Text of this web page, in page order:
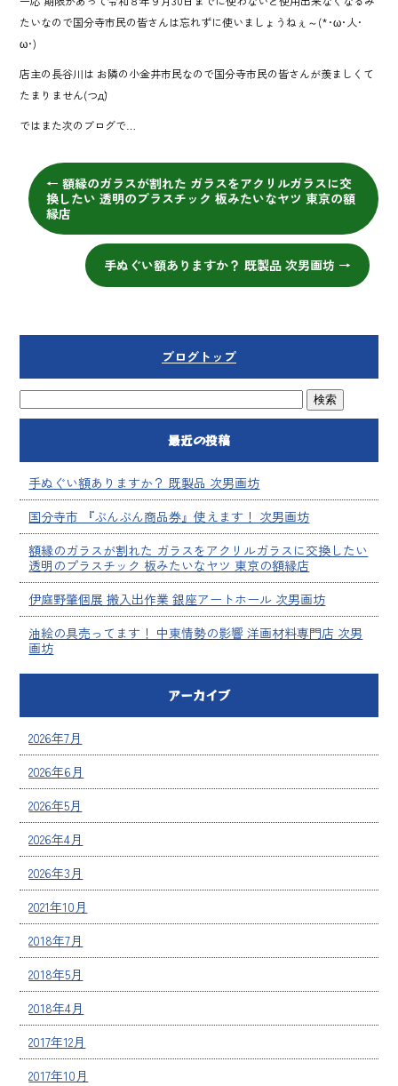
たいなので国分寺市民の皆さんは忘れずに使いましょうねぇ～(*･ω･人･
ω･)
店主の長谷川は お隣の小金井市民なので国分寺市民の皆さんが羨ましくて
たまりません(つд`)
ではまた次のブログで…
← 額縁のガラスが割れた ガラスをアクリルガラスに交
換したい 透明のプラスチック 板みたいなヤツ 東京の額
縁店
手ぬぐい額ありますか？ 既製品 次男画坊 →
ブログトップ
最近の投稿
手ぬぐい額ありますか？ 既製品 次男画坊
国分寺市 『ぶんぶん商品券』使えます！ 次男画坊
額縁のガラスが割れた ガラスをアクリルガラスに交換したい
透明のプラスチック 板みたいなヤツ 東京の額縁店
伊庭野肇個展 搬入出作業 銀座アートホール 次男画坊
油絵の具売ってます！ 中東情勢の影響 洋画材料専門店 次男
画坊
アーカイブ
2026年7月
2026年6月
2026年5月
2026年4月
2026年3月
2021年10月
2018年7月
2018年5月
2018年4月
2017年12月
2017年10月